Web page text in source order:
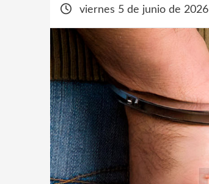
viernes 5 de junio de 2026